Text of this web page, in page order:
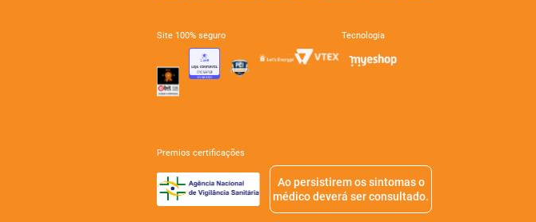
site 100% seguro tecnologia
premios certificações
Ao persistirem os sintomas o
médico deverá ser consultado.